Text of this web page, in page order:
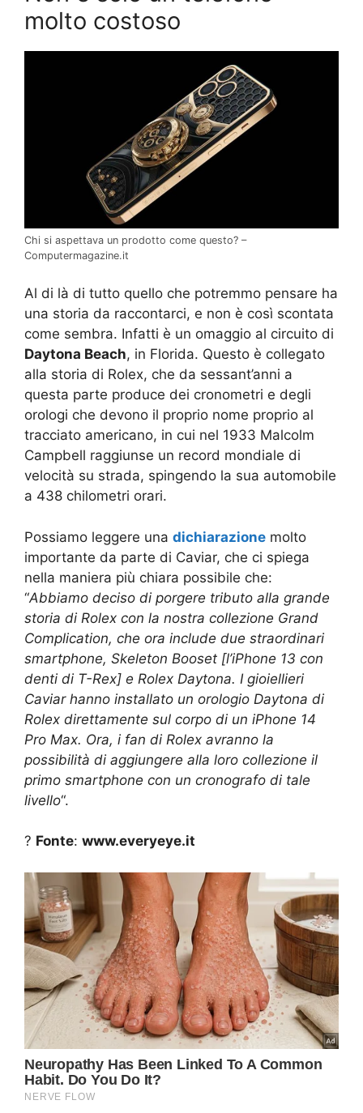
molto costoso
Chi si aspettava un prodotto come questo? –
Computermagazine.it
Al di là di tutto quello che potremmo pensare ha
una storia da raccontarci, e non è così scontata
come sembra. Infatti è un omaggio al circuito di
Daytona Beach, in Florida. Questo è collegato
alla storia di Rolex, che da sessant’anni a
questa parte produce dei cronometri e degli
orologi che devono il proprio nome proprio al
tracciato americano, in cui nel 1933 Malcolm
Campbell raggiunse un record mondiale di
velocità su strada, spingendo la sua automobile
a 438 chilometri orari.
Possiamo leggere una dichiarazione molto
importante da parte di Caviar, che ci spiega
nella maniera più chiara possibile che:
“Abbiamo deciso di porgere tributo alla grande
storia di Rolex con la nostra collezione Grand
Complication, che ora include due straordinari
smartphone, Skeleton Booset [l’iPhone 13 con
denti di T-Rex] e Rolex Daytona. I gioiellieri
Caviar hanno installato un orologio Daytona di
Rolex direttamente sul corpo di un iPhone 14
Pro Max. Ora, i fan di Rolex avranno la
possibilità di aggiungere alla loro collezione il
primo smartphone con un cronografo di tale
livello“.
? Fonte: www.everyeye.it